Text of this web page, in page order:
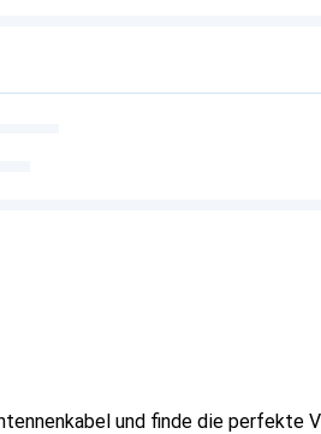
und finde die perfekte